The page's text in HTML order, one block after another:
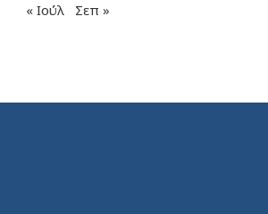
« Ιούλ Σεπ »